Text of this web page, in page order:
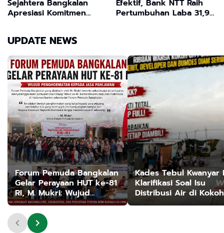
Sejahtera Bangkalan
Apresiasi Komitmen
Prioritas Nasional
Efektif, Bank NTT Raih
Pertumbuhan Laba 31,94
UPDATE NEWS
Forum Pemuda Bangkalan
Gelar Perayaan HUT ke-81
RI, M. Mukri: Wujud
Penghormatan kepada
Jasa Pahlawan
Kades Tebul Kwanyar
Klarifikasi Soal Isu
Distribusi Air di Kokoh
City: Murni Kendala